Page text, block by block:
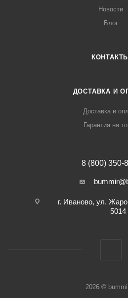
Новости
Блог
КОНТАКТЫ
ДОСТАВКА И
Доставка и
Гарантия на
8 (800) 350-
г. Иваново, ул.
5014
2026 ©